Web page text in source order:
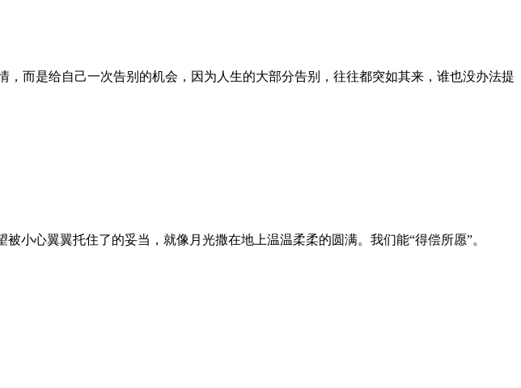
而是给自己一次告别的机会，因为人生的大部分告别，往往都突如其来，谁也没办法提
小心翼翼托住了的妥当，就像月光撒在地上温温柔柔的圆满。我们能“得偿所愿”。